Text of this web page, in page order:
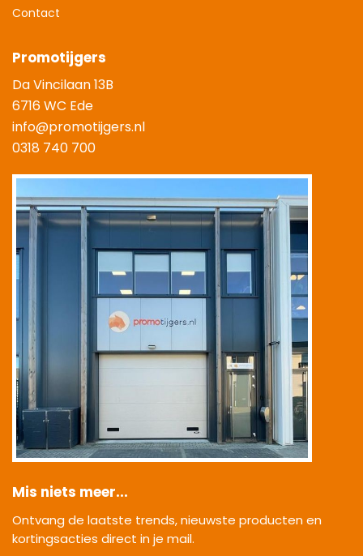
Contact
Promotijgers
Da Vincilaan 13B
6716 WC Ede
info@promotijgers.nl
0318 740 700
Mis niets meer...
Ontvang de laatste trends, nieuwste producten en
kortingsacties direct in je mail.